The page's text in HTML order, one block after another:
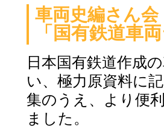
車両史編さん
「国有鉄道車
日本国有鉄道作成
い、極力原資料に
集のうえ、より便
ました。